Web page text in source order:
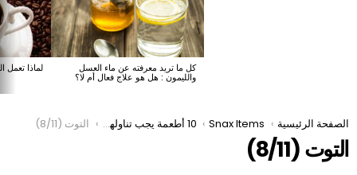
كل ما تريد معرفته عن ماء العسل
والليمون : هل هو علاج فعال أم لا؟
لماذا تعمل
You are
الرئيسية Snax Items 10 أطعمة يجب تناولها أثناء الحمل التوت (8/11)
(8/11)